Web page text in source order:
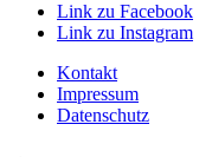
Link zu Facebook
Link zu Instagram
Kontakt
Impressum
Datenschutz